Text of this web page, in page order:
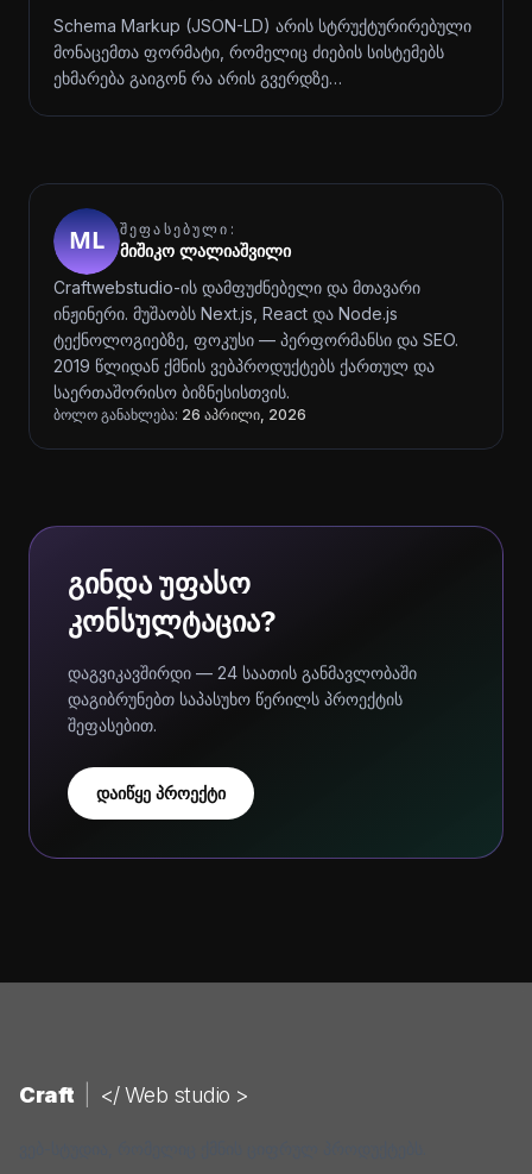
Schema Markup (JSON-LD) არის სტრუქტურირებული
მონაცემთა ფორმატი, რომელიც ძიების სისტემებს
ეხმარება გაიგონ რა არის გვერდზე…
ᲨᲔᲤᲐᲡᲔᲑᲣᲚᲘ:
მიშიკო ლალიაშვილი
Craftwebstudio-ის დამფუძნებელი და მთავარი
ინჟინერი. მუშაობს Next.js, React და Node.js
ტექნოლოგიებზე, ფოკუსი — პერფორმანსი და SEO.
2019 წლიდან ქმნის ვებპროდუქტებს ქართულ და
საერთაშორისო ბიზნესისთვის.
ბოლო განახლება: 26 აპრილი, 2026
გინდა უფასო
კონსულტაცია?
დაგვიკავშირდი — 24 საათის განმავლობაში
დაგიბრუნებთ საპასუხო წერილს პროექტის
შეფასებით.
დაიწყე პროექტი
Craft </ Web studio >